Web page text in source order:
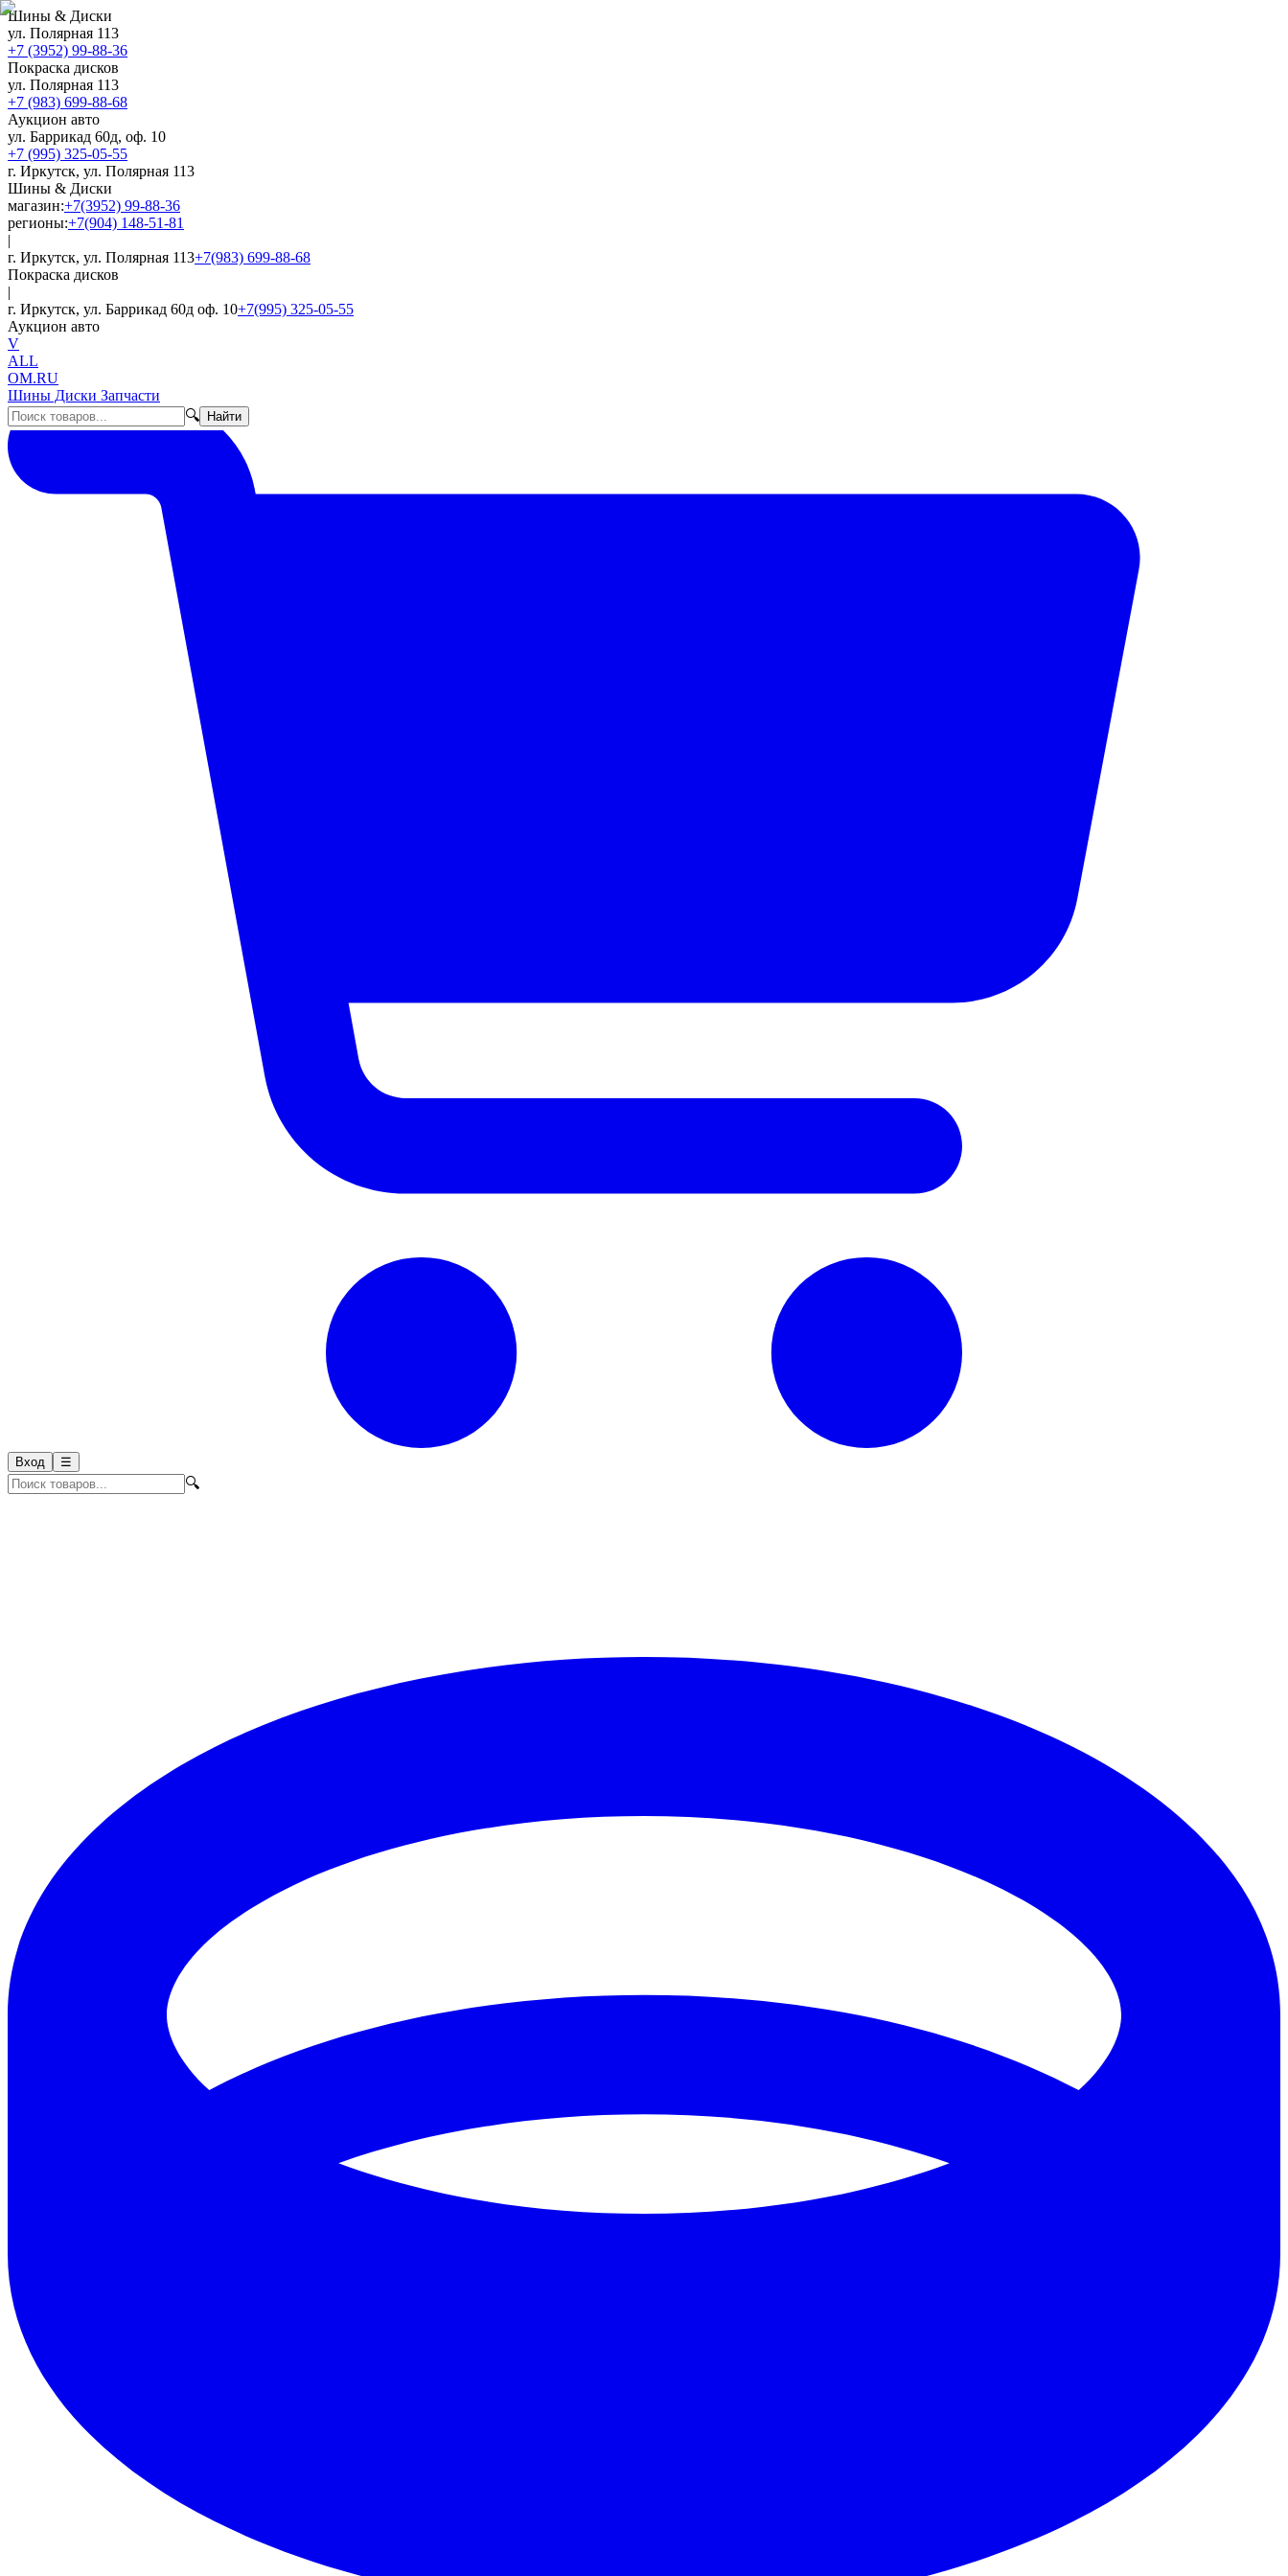
Шины & Диски
ул. Полярная 113
+7 (3952) 99-88-36
Покраска дисков
ул. Полярная 113
+7 (983) 699-88-68
Аукцион авто
ул. Баррикад 60д, оф. 10
+7 (995) 325-05-55
г. Иркутск, ул. Полярная 113
Шины & Диски
магазин:+7(3952) 99-88-36
регионы:+7(904) 148-51-81
|
г. Иркутск, ул. Полярная 113+7(983) 699-88-68
Покраска дисков
|
г. Иркутск, ул. Баррикад 60д оф. 10+7(995) 325-05-55
Аукцион авто
V
ALL
OM.RU
Шины Диски Запчасти
🔍
Найти
Вход ☰
🔍